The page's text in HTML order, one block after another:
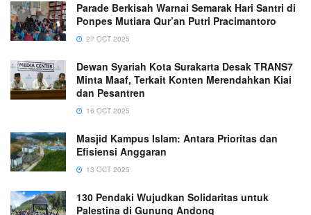
Parade Berkisah Warnai Semarak Hari Santri di
Ponpes Mutiara Qur’an Putri Pracimantoro
27 OCT 2025
Dewan Syariah Kota Surakarta Desak TRANS7
Minta Maaf, Terkait Konten Merendahkan Kiai
dan Pesantren
16 OCT 2025
Masjid Kampus Islam: Antara Prioritas dan
Efisiensi Anggaran
13 OCT 2025
130 Pendaki Wujudkan Solidaritas untuk
Palestina di Gunung Andong